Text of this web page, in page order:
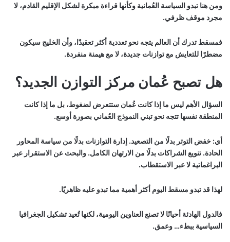
ومن هنا تبدو السياسة العُمانية وكأنها قراءة مبكرة لشكل الإقليم القادم، لا
مجرد موقف ظرفي.
فمسقط تدرك أن العالم يتجه نحو تعددية أكثر تعقيدًا، وأن الخليج سيكون
مضطرًا للتعايش مع توازنات جديدة، لا مع هيمنة منفردة.
هل تصبح عُمان مركز التوازن الجديد؟
السؤال الأهم ليس ما إذا كانت عُمان ستتعرض لضغوط، بل ما إذا كانت
المنطقة نفسها تتجه نحو تبني النموذج العُماني بصورة أوسع.
أي: خفض التوتر بدلًا من التصعيد. إدارة التوازنات بدلًا من سياسة المحاور
الحادة. تنويع الشراكات بدلًا من الارتهان الكامل. والبحث عن الاستقرار عبر
البراغماتية لا عبر الاستقطاب.
لهذا قد تبدو مسقط اليوم أكثر أهمية مما تبدو عليه ظاهريًا.
فالدول الهادئة أحيانًا لا تصنع العناوين اليومية، لكنها تُعيد تشكيل الجغرافيا
السياسية ببطء… وعمق.